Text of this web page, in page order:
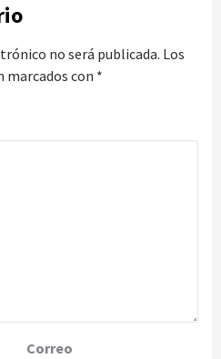
no será publicada. Los
con *
Correo